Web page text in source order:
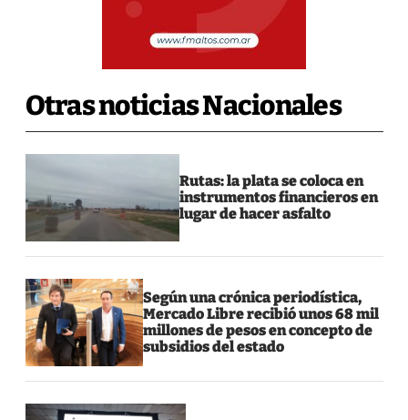
Otras noticias Nacionales
Rutas: la plata se coloca en
instrumentos financieros en
lugar de hacer asfalto
Según una crónica periodística,
Mercado Libre recibió unos 68 mil
millones de pesos en concepto de
subsidios del estado